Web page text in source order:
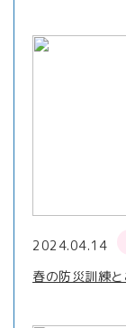
2024.04.14
春の防災訓練